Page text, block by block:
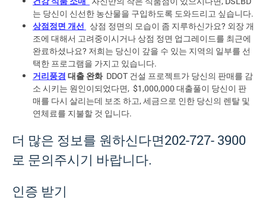
는 당신이 신선한 농산물을 구입하도록 도와드리고 싶습니다.
상점정면 개선 상점 정면의 모습이 좀 지루하신가요? 외장 개
조에 대해서 고려중이시거나 상점 정면 업그레이드를 최근에
완료하셨나요? 저희는 당신이 갚을 수 있는 지역의 일부를 선
택한 프로그램을 가지고 있습니다.
거리풍경 대출 완화DDOT 건설 프로젝트가 당신의 판매를 감
소 시키는 원인이되었다면, $1,000,000 대출풀이 당신이 판
매를 다시 살리는데 보조 하고, 세금으로 인한 당신의 렌탈 및
연체료를 지불할 것 입니다.
더 많은 정보를 원하신다면202-727- 3900
로 문의주시기 바랍니다.
인증 받기